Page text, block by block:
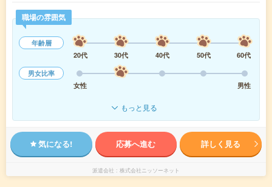
職場の雰囲気
年齢層
20代
30代 40代 50代
60代
男女比率
女性
男性
もっと見る
気になる! 応募へ進む 詳しく見る
派遣会社 株式会社ニッソーネット